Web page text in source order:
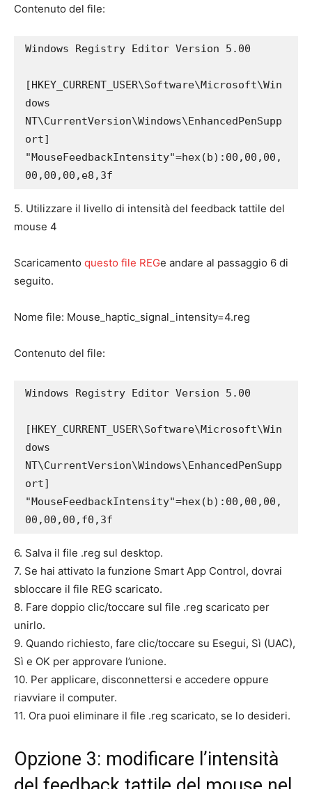
Contenuto del file:
Windows Registry Editor Version 5.00
[HKEY_CURRENT_USER\Software\Microsoft\Win
dows
NT\CurrentVersion\Windows\EnhancedPenSupp
ort]
"MouseFeedbackIntensity"=hex(b):00,00,00,
00,00,00,e8,3f
5. Utilizzare il livello di intensità del feedback tattile del
mouse 4
Scaricamento questo file REGe andare al passaggio 6 di
seguito.​
Nome file: Mouse_haptic_signal_intensity=4.reg​
Contenuto del file:
Windows Registry Editor Version 5.00
[HKEY_CURRENT_USER\Software\Microsoft\Win
dows
NT\CurrentVersion\Windows\EnhancedPenSupp
ort]
"MouseFeedbackIntensity"=hex(b):00,00,00,
00,00,00,f0,3f
6. Salva il file .reg sul desktop.
7. Se hai attivato la funzione Smart App Control, dovrai
sbloccare il file REG scaricato.
8. Fare doppio clic/toccare sul file .reg scaricato per
unirlo.
9. Quando richiesto, fare clic/toccare su Esegui, Sì (UAC),
Sì e OK per approvare l’unione.
10. Per applicare, disconnettersi e accedere oppure
riavviare il computer.
11. Ora puoi eliminare il file .reg scaricato, se lo desideri.
Opzione 3: modificare l’intensità